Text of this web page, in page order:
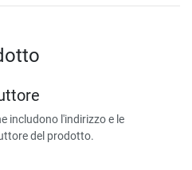
includono l'indirizzo e le
del prodotto.